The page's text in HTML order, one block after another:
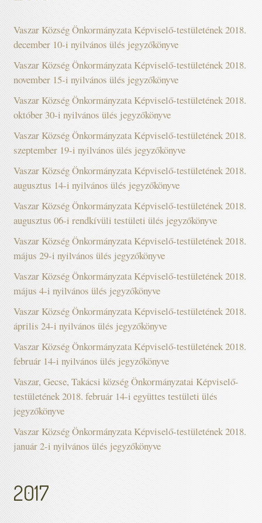
Vaszar Község Önkormányzata Képviselő-testületének 2018.
december 10-i nyilvános ülés jegyzőkönyve
Vaszar Község Önkormányzata Képviselő-testületének 2018.
november 15-i nyilvános ülés jegyzőkönyve
Vaszar Község Önkormányzata Képviselő-testületének 2018.
október 30-i nyilvános ülés jegyzőkönyve
Vaszar Község Önkormányzata Képviselő-testületének 2018.
szeptember 19-i nyilvános ülés jegyzőkönyve
Vaszar Község Önkormányzata Képviselő-testületének 2018.
augusztus 14-i nyilvános ülés jegyzőkönyve
Vaszar Község Önkormányzata Képviselő-testületének 2018.
augusztus 06-i rendkívüli testületi ülés jegyzőkönyve
Vaszar Község Önkormányzata Képviselő-testületének 2018.
május 29-i nyilvános ülés jegyzőkönyve
Vaszar Község Önkormányzata Képviselő-testületének 2018.
május 4-i nyilvános ülés jegyzőkönyve
Vaszar Község Önkormányzata Képviselő-testületének 2018.
április 24-i nyilvános ülés jegyzőkönyve
Vaszar Község Önkormányzata Képviselő-testületének 2018.
február 14-i nyilvános ülés jegyzőkönyve
Vaszar, Gecse, Takácsi község Önkormányzatai Képviselő-
testületének 2018. február 14-i együttes testületi ülés
jegyzőkönyve
Vaszar Község Önkormányzata Képviselő-testületének 2018.
január 2-i nyilvános ülés jegyzőkönyve
2017